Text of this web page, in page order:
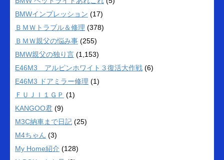
BMWインプレッション (17)
ＢＭＷトラブル＆修理 (378)
ＢＭＷ親父の悩み事 (255)
BMW親父の独り言 (1,153)
E46M3 アルピンホワイト３復活大作戦 (6)
E46M3 ドアミラー修理 (1)
ＦＵＪＩ１ＧＰ (1)
KANGOO君 (9)
M3C納車まで日記 (25)
M4ちゃん (3)
My Home紹介 (128)